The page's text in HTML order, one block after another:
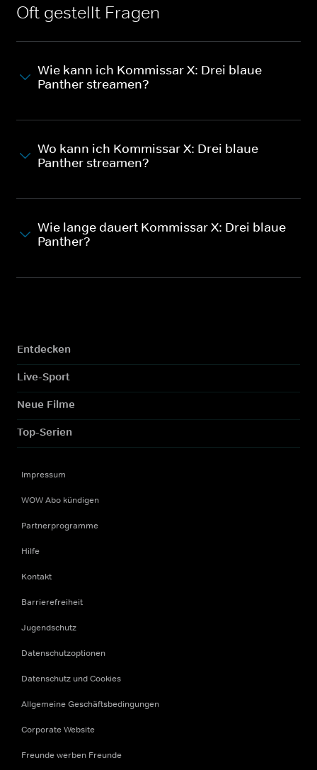
Oft gestellt Fragen
Wie kann ich Kommissar X: Drei blaue
Panther streamen?
Wo kann ich Kommissar X: Drei blaue
Panther streamen?
Wie lange dauert Kommissar X: Drei blaue
Panther?
Entdecken
Live-Sport
Neue Filme
Top-Serien
Impressum
WOW Abo kündigen
Partnerprogramme
Hilfe
Kontakt
Barrierefreiheit
Jugendschutz
Datenschutzoptionen
Datenschutz und Cookies
Allgemeine Geschäftsbedingungen
Corporate Website
Freunde werben Freunde